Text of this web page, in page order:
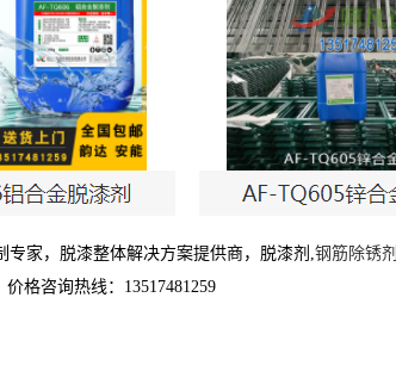
专家，脱漆整体解决方案提供商，脱漆剂,钢筋除锈剂
格咨询热线：13517481259